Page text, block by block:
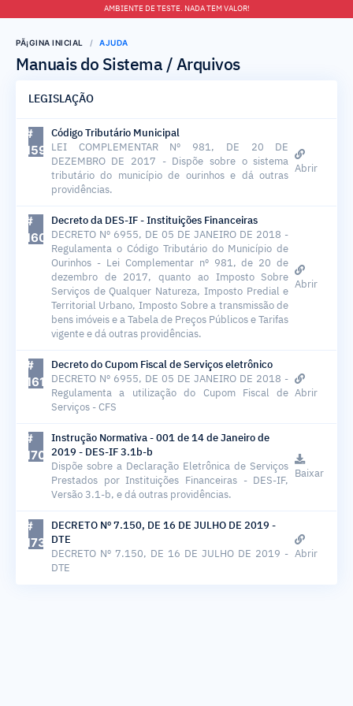
AMBIENTE DE TESTE. NADA TEM VALOR!
PÃ¡GINA INICIAL AJUDA
Manuais do Sistema / Arquivos
LEGISLAÇÃO
#
159
Código Tributário Municipal
LEI COMPLEMENTAR Nº 981, DE 20 DE
DEZEMBRO DE 2017 - Dispõe sobre o sistema
tributário do município de ourinhos e dá outras
providências.
Abrir
#
160
Decreto da DES-IF - Instituições Financeiras
DECRETO Nº 6955, DE 05 DE JANEIRO DE 2018 -
Regulamenta o Código Tributário do Município de
Ourinhos - Lei Complementar nº 981, de 20 de
dezembro de 2017, quanto ao Imposto Sobre
Serviços de Qualquer Natureza, Imposto Predial e
Territorial Urbano, Imposto Sobre a transmissão de
bens imóveis e a Tabela de Preços Públicos e Tarifas
vigente e dá outras providências.
Abrir
#
161
Decreto do Cupom Fiscal de Serviços eletrônico
DECRETO Nº 6955, DE 05 DE JANEIRO DE 2018 -
Regulamenta a utilização do Cupom Fiscal de
Serviços - CFS
Abrir
#
170
Instrução Normativa - 001 de 14 de Janeiro de
2019 - DES-IF 3.1b-b
Dispõe sobre a Declaração Eletrônica de Serviços
Prestados por Instituições Financeiras - DES-IF,
Versão 3.1-b, e dá outras providências.
Baixar
#
173
DECRETO Nº 7.150, DE 16 DE JULHO DE 2019 -
DTE
DECRETO Nº 7.150, DE 16 DE JULHO DE 2019 -
DTE
Abrir